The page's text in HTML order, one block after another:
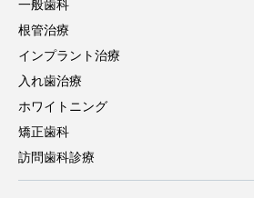
一般歯科
根管治療
インプラント治療
入れ歯治療
ホワイトニング
矯正歯科
訪問歯科診療